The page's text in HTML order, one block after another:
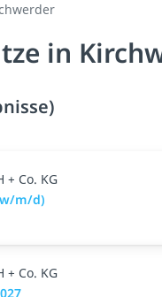
in
Co. KG
m/d)
Co. KG